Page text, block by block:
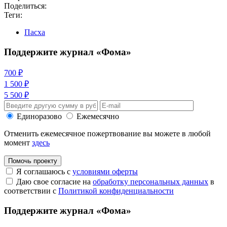
Поделиться:
Теги:
Пасха
Поддержите журнал «Фома»
700 ₽
1 500 ₽
5 500 ₽
Единоразово
Ежемесячно
Отменить ежемесячное пожертвование вы можете в любой
момент здесь
Помочь проекту
Я соглашаюсь с условиями оферты
Даю свое согласие на обработку персональных данных в
соответствии с Политикой конфиденциальности
Поддержите журнал «Фома»